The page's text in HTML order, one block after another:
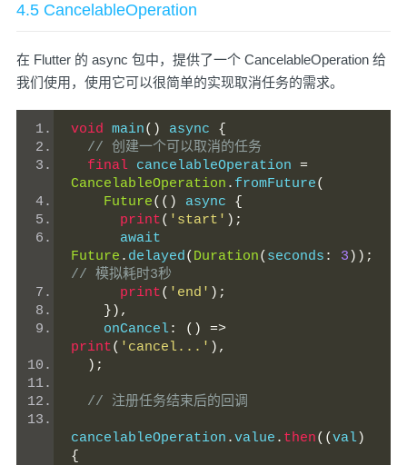
4.5 CancelableOperation
在 Flutter 的 async 包中，提供了一个 CancelableOperation 给
我们使用，使用它可以很简单的实现取消任务的需求。
void main() async {
// 创建一个可以取消的任务
final cancelableOperation =
CancelableOperation . fromFuture(
Future(() async {
print( 'start' );
Future . delayed( Duration( seconds : 3 ));
// 模拟耗时3秒
print( 'end' );
}),
    onCancel
: ()
=>
print( 'cancel...' ),
);
// 注册任务结束后的回调
cancelableOperation .value . then((val)
{